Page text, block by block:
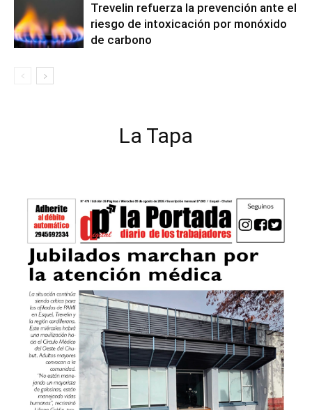
Trevelin refuerza la prevención ante el
riesgo de intoxicación por monóxido
de carbono
La Tapa